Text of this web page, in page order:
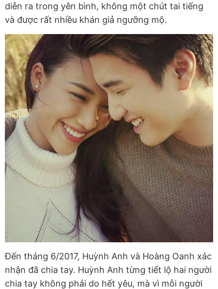
diễn ra trong yên bình, không một chút tai tiếng
và được rất nhiều khán giả ngưỡng mộ.
Đến tháng 6/2017, Huỳnh Anh và Hoàng Oanh xác
nhận đã chia tay. Huỳnh Anh từng tiết lộ hai người
chia tay không phải do hết yêu, mà vì mỗi người